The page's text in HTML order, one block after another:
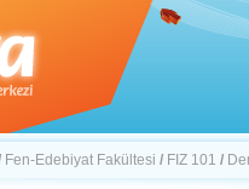
Fen-Edebiyat Fakültesi / FIZ 101 /